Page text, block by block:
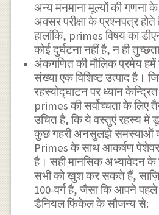
अन्य मनमाना मूल्यों की गणना के
अक्सर परीक्षा के प्रश्नपत्र
हालांकि, primes विषय का
कोई दुर्घटना नहीं है, न ही
अंकगणित की मौलिक प्रमेय हमें
संख्या एक विशिष्ट उत्पाद है।
रहस्योद्घाटन पर ध्यान
primes की सर्वोच्चता के लिए
उचित है, कि ये वस्तुएं रहस्य में
कुछ गहरी अनसुलझे समस्याओं
Primes के साथ आकर्षण पेशेवर
है। सही मानसिक अभ्यावेदन
सभी को खुश कर सकते हैं,
100-वर्ग है, जैसा कि आपने
डैनियल फिंकेल के सौजन्य से: